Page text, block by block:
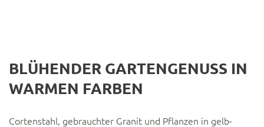
BLÜHENDER GARTENGENUSS IN
WARMEN FARBEN
Cortenstahl, gebrauchter Granit und Pflanzen in gelb-